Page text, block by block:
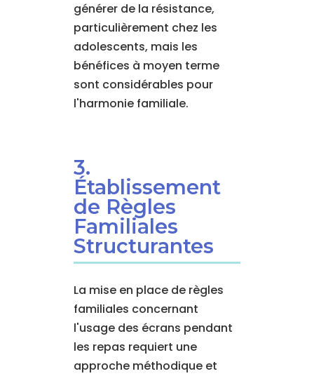
générer de la résistance,
particulièrement chez les
adolescents, mais les
bénéfices à moyen terme
sont considérables pour
l'harmonie familiale.
3.
Établissement
de Règles
Familiales
Structurantes
La mise en place de règles
familiales concernant
l'usage des écrans pendant
les repas requiert une
approche méthodique et